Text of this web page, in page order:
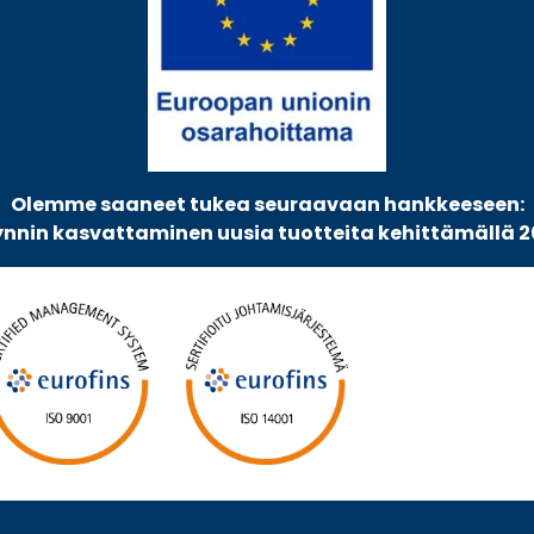
Olemme saaneet tukea seuraavaan hankkeeseen:
kasvattaminen uusia tuotteita kehittämällä